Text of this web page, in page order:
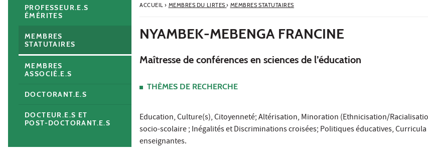
ACCUEIL› MEMBRES DU LIRTES› MEMBRES STATUTAIRES
NYAMBEK-MEBENGA FRANCINE
Maîtresse de conférences en sciences de l’éducation
THÈMES DE RECHERCHE
Education, Culture(s), Citoyenneté; Altérisation, Minoration (Ethnicisation/
socio-scolaire ; Inégalités et Discriminations croisées; Politiques éducatives,
enseignantes.
PROFESSEUR.E.S
ÉMÉRITES
MEMBRES
STATUTAIRES
MEMBRES
ASSOCIÉ.E.S
DOCTORANT.E.S
DOCTEUR.E.S ET
POST-DOCTORANT.E.S